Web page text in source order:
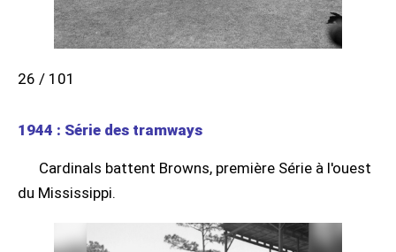
26 / 101
1944 : Série des tramways
Cardinals battent Browns, première Série à l'ouest
du Mississippi.